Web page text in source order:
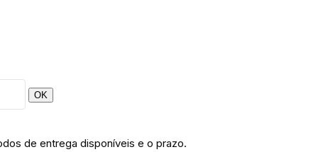
OK
de entrega disponíveis e o prazo.